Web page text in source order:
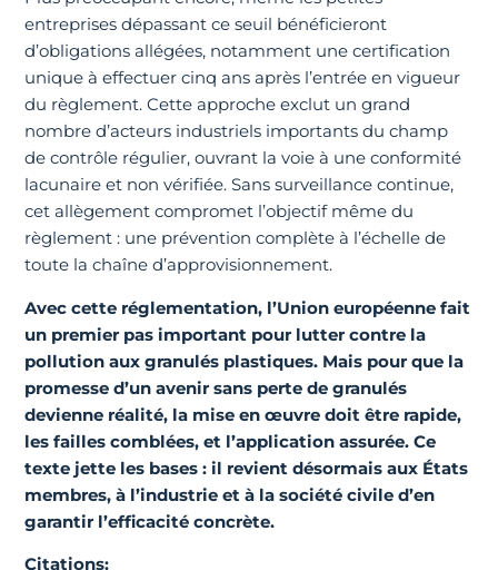
entreprises dépassant ce seuil bénéficieront
d’obligations allégées, notamment une certification
unique à effectuer cinq ans après l’entrée en vigueur
du règlement. Cette approche exclut un grand
nombre d’acteurs industriels importants du champ
de contrôle régulier, ouvrant la voie à une conformité
lacunaire et non vérifiée. Sans surveillance continue,
cet allègement compromet l’objectif même du
règlement : une prévention complète à l’échelle de
toute la chaîne d’approvisionnement.
Avec cette réglementation, l’Union européenne fait
un premier pas important pour lutter contre la
pollution aux granulés plastiques. Mais pour que la
promesse d’un avenir sans perte de granulés
devienne réalité, la mise en œuvre doit être rapide,
les failles comblées, et l’application assurée. Ce
texte jette les bases : il revient désormais aux États
membres, à l’industrie et à la société civile d’en
garantir l’efficacité concrète.
Citations: